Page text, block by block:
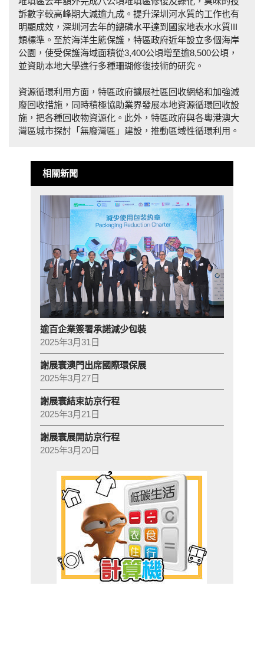
訴數字較高峰期大減逾九成。提升深圳河水質的工作也有
明顯成效，深圳河去年的總磷水平達到國家地表水水質III
類標準。至於海洋生態保護，特區政府近年設立多個海岸
公園，使受保護海域面積從3,400公頃增至逾8,500公頃，
並資助本地大學進行多種珊瑚修復技術的研究。
資源循環利用方面，特區政府擴展社區回收網絡和加強減
廢回收措施，同時積極協助業界發展本地資源循環回收設
施，把各種回收物資源化。此外，特區政府與各粵港澳大
灣區城市探討「無廢灣區」建設，推動區域性循環利用。
相關新聞
逾百企業簽署承諾減少包裝
2025年3月31日
謝展寰澳門出席國際環保展
2025年3月27日
謝展寰結束訪京行程
2025年3月21日
謝展寰展開訪京行程
2025年3月20日